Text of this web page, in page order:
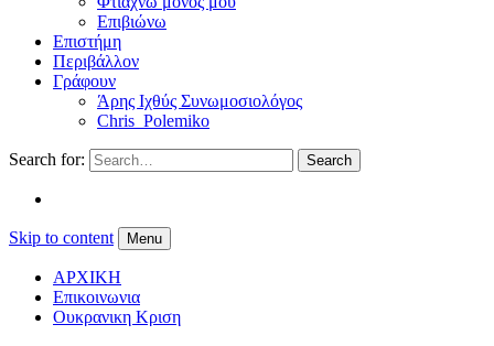
Επιβιώνω
Επιστήμη
Περιβάλλον
Γράφουν
Άρης Ιχθύς Συνωμοσιολόγος
Chris_Polemiko
Search for: Search
Skip to content Menu
ΑΡΧΙΚΗ
Επικοινωνια
Ουκρανικη Κριση